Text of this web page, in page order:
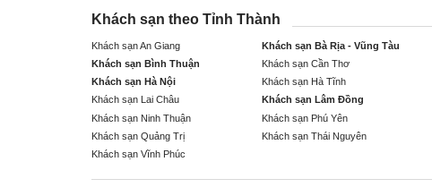
Khách sạn theo Tỉnh Thành
Khách sạn An Giang Khách sạn Bà Rịa - Vũng Tàu
Khách sạn Bình Thuận
Khách sạn Cần Thơ
Khách sạn Hà Nội
Khách sạn Hà Tĩnh
Khách sạn Lai Châu
Khách sạn Lâm Đồng
Khách sạn Ninh Thuận
Khách sạn Phú Yên
Khách sạn Quảng Trị
Khách sạn Thái Nguyên
Khách sạn Vĩnh Phúc